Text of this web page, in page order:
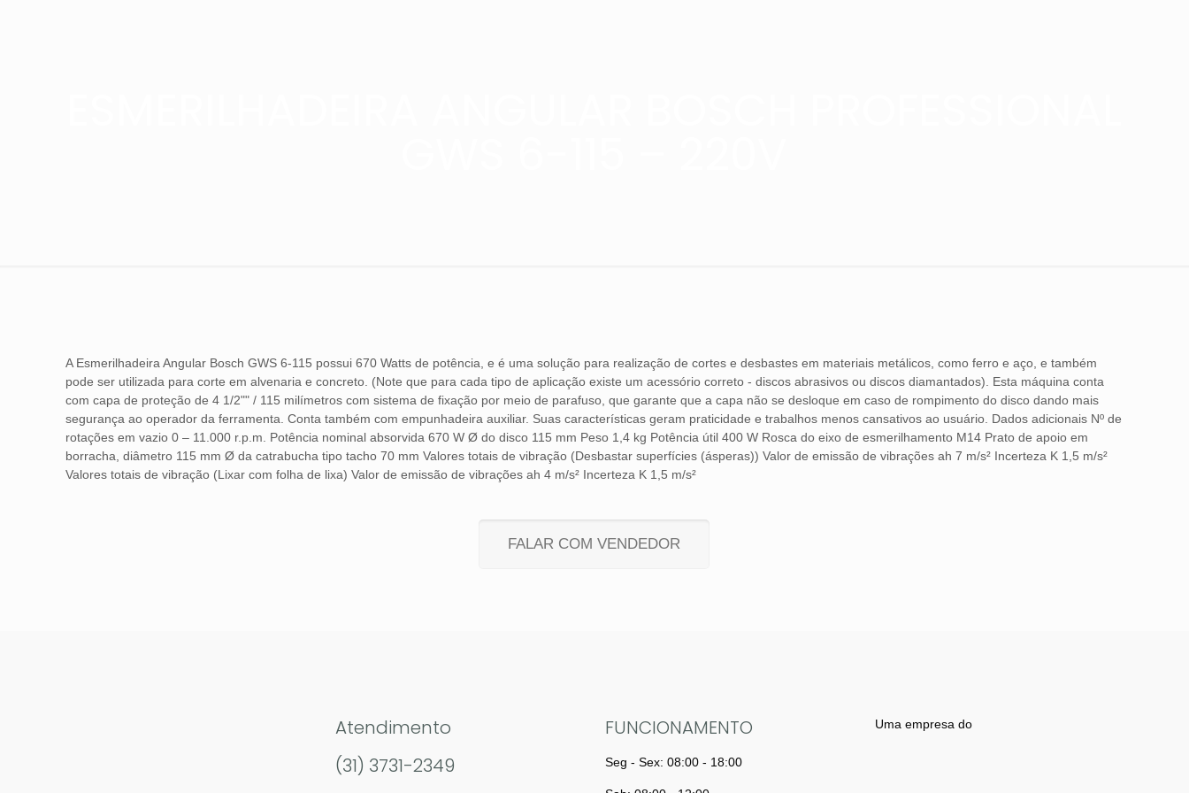
A Esmerilhadeira Angular Bosch GWS 6-115 possui 670 Watts de potência, e é uma solução para realização de cortes e desbastes em materiais metálicos, como ferro e aço, e também
pode ser utilizada para corte em alvenaria e concreto. (Note que para cada tipo de aplicação existe um acessório correto - discos abrasivos ou discos diamantados). Esta máquina conta
com capa de proteção de 4 1/2"" / 115 milímetros com sistema de fixação por meio de parafuso, que garante que a capa não se desloque em caso de rompimento do disco dando mais
segurança ao operador da ferramenta. Conta também com empunhadeira auxiliar. Suas características geram praticidade e trabalhos menos cansativos ao usuário. Dados adicionais Nº de
rotações em vazio 0 – 11.000 r.p.m. Potência nominal absorvida 670 W Ø do disco 115 mm Peso 1,4 kg Potência útil 400 W Rosca do eixo de esmerilhamento M14 Prato de apoio em
borracha, diâmetro 115 mm Ø da catrabucha tipo tacho 70 mm Valores totais de vibração (Desbastar superfícies (ásperas)) Valor de emissão de vibrações ah 7 m/s² Incerteza K 1,5 m/s²
Valores totais de vibração (Lixar com folha de lixa) Valor de emissão de vibrações ah 4 m/s² Incerteza K 1,5 m/s²
FALAR COM VENDEDOR
Atendimento
(31) 3731-2349
FUNCIONAMENTO
Seg - Sex: 08:00 - 18:00
Uma empresa do